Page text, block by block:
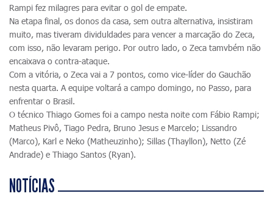
Rampi fez milagres para evitar o gol de empate.
Na etapa final, os donos da casa, sem outra alternativa, insistiram
muito, mas tiveram dividuldades para vencer a marcação do Zeca,
com isso, não levaram perigo. Por outro lado, o Zeca tamvbém não
encaixava o contra-ataque.
Com a vitória, o Zeca vai a 7 pontos, como vice-líder do Gauchão
nesta quarta. A equipe voltará a campo domingo, no Passo, para
enfrentar o Brasil.
O técnico Thiago Gomes foi a campo nesta noite com Fábio Rampi;
Matheus Pivô, Tiago Pedra, Bruno Jesus e Marcelo; Lissandro
(Marco), Karl e Neko (Matheuzinho); Sillas (Thayllon), Netto (Zé
Andrade) e Thiago Santos (Ryan).
NOTÍCIAS